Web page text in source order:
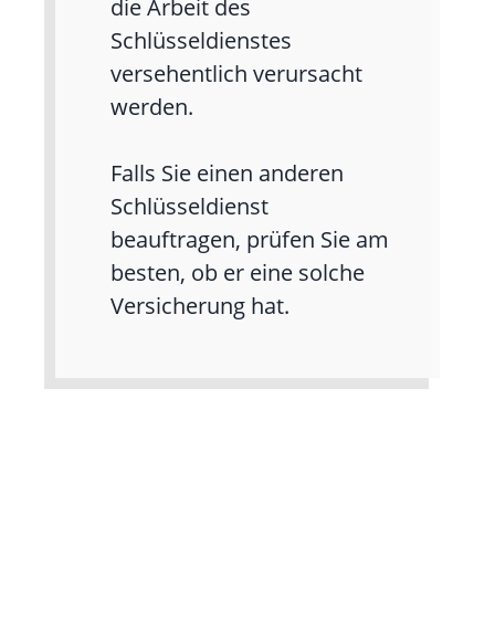
die Arbeit des
Schlüsseldienstes
versehentlich verursacht
werden.
Falls Sie einen anderen
Schlüsseldienst
beauftragen, prüfen Sie am
besten, ob er eine solche
Versicherung hat.